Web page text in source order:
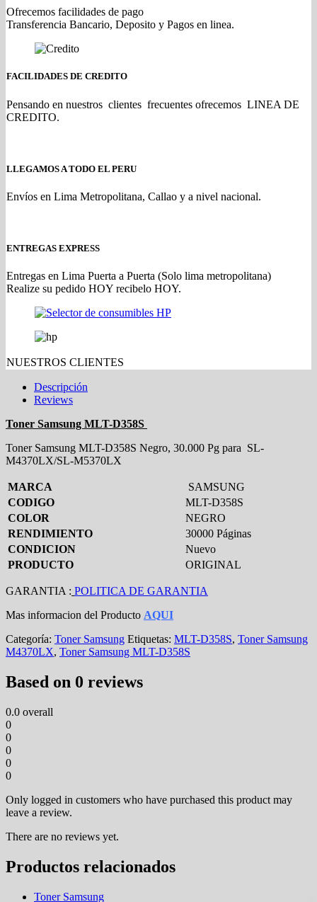
Ofrecemos facilidades de pago
Transferencia Bancario, Deposito y Pagos en linea.
FACILIDADES DE CREDITO
Pensando en nuestros clientes frecuentes ofrecemos LINEA DE
CREDITO.
LLEGAMOS A TODO EL PERU
Envíos en Lima Metropolitana, Callao y a nivel nacional.
ENTREGAS EXPRESS
Entregas en Lima Puerta a Puerta (Solo lima metropolitana)
Realize su pedido HOY recibelo HOY.
NUESTROS CLIENTES
Descripción
Reviews
Toner Samsung MLT-D358S
Toner Samsung MLT-D358S Negro, 30.000 Pg para SL-
M4370LX/SL-M5370LX
MARCA
SAMSUNG
CODIGO
MLT-D358S
COLOR
NEGRO
RENDIMIENTO
30000 Páginas
CONDICION
Nuevo
PRODUCTO
ORIGINAL
GARANTIA : POLITICA DE GARANTIA
Mas informacion del Producto AQUI
Categoría: Toner Samsung Etiquetas: MLT-D358S, Toner Samsung
M4370LX, Toner Samsung MLT-D358S
Based on 0 reviews
0.0 overall
0
0
0
0
0
Only logged in customers who have purchased this product may
leave a review.
There are no reviews yet.
Productos relacionados
Toner Samsung